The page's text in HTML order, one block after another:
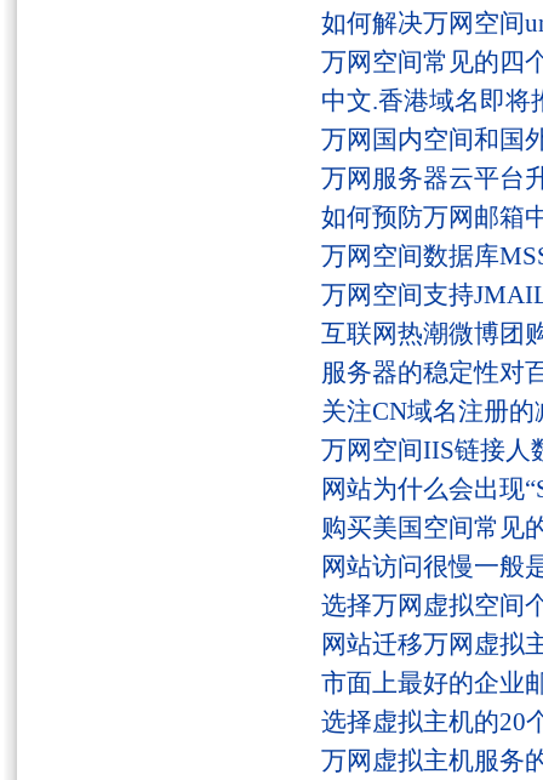
如何解决万网空间
万网空间常见的四
中文.香港域名即将
万网国内空间和国
万网服务器云平台
如何预防万网邮箱
万网空间数据库
万网空间支持
互联网热潮微博团
服务器的稳定性对
关注CN域名注册
万网空间IIS链接人
网站为什么会出现
购买美国空间常见
网站访问很慢一般
选择万网虚拟空间
网站迁移万网虚拟
市面上最好的企业
选择虚拟主机的20
万网虚拟主机服务